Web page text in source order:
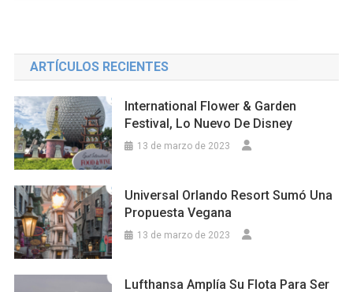
ARTÍCULOS RECIENTES
International Flower & Garden
Festival, Lo Nuevo De Disney
13 de marzo de 2023
Universal Orlando Resort Sumó Una
Propuesta Vegana
13 de marzo de 2023
Lufthansa Amplía Su Flota Para Ser